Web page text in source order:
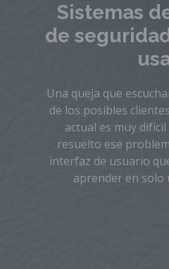
Sistemas
de
Una queja que
de los posibles
actual es muy
resuelto ese
interfaz de usuario
aprender en solo